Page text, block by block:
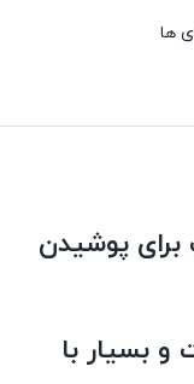
ها
پوشیدن
و بسیار با